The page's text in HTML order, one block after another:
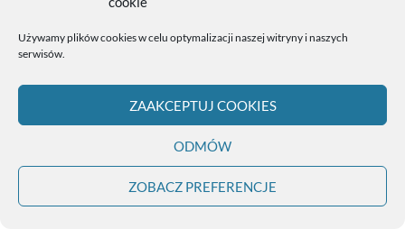
Pingback:Darmowe przewodniki po Paryżu i Francji dla
zobaczyć miasto miłości z góry - Blog o Paryżu
Używamy plików cookies w celu optymalizacji naszej witryny i naszych
serwisów.
ZAAKCEPTUJ COOKIES
ODMÓW
ZOBACZ PREFERENCJE